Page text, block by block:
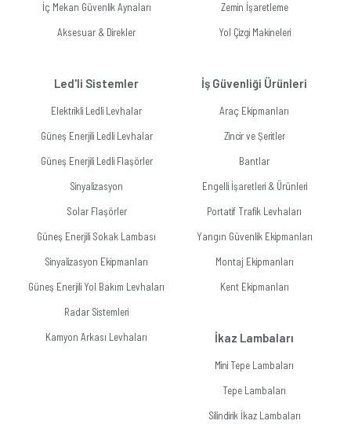
İç Mekan Güvenlik Aynaları
Aksesuar & Direkler
Led'li Sistemler
Elektrikli Ledli Levhalar
Güneş Enerjili Ledli Levhalar
Güneş Enerjili Ledli Flaşörler
Sinyalizasyon
Solar Flaşörler
Güneş Enerjili Sokak Lambası
Sinyalizasyon Ekipmanları
Güneş Enerjili Yol Bakım Levhaları
Radar Sistemleri
Kamyon Arkası Levhaları
Zemin İşaretleme
Yol Çizgi Makineleri
İş Güvenliği Ürünleri
Araç Ekipmanları
Zincir ve Şeritler
Bantlar
Engelli İşaretleri & Ürünleri
Portatif Trafik Levhaları
Yangın Güvenlik Ekipmanları
Montaj Ekipmanları
Kent Ekipmanları
İkaz Lambaları
Mini Tepe Lambaları
Tepe Lambaları
Silindirik İkaz Lambaları